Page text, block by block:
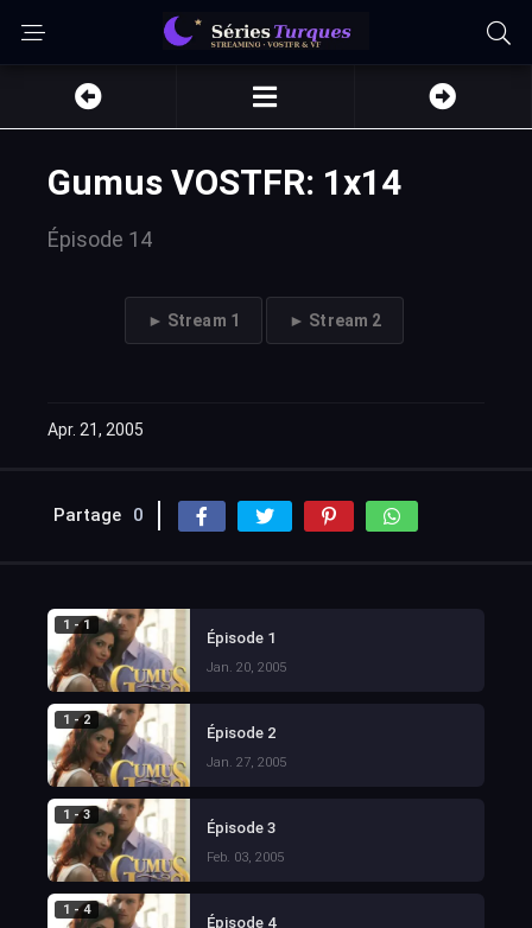
Gumus VOSTFR: 1x14
Épisode 14
► Stream 1 ► Stream 2
Apr. 21, 2005
Partage 0
1 - 1
Épisode 1
Jan. 20, 2005
1 - 2
Épisode 2
Jan. 27, 2005
1 - 3
Épisode 3
Feb. 03, 2005
1 - 4
Épisode 4